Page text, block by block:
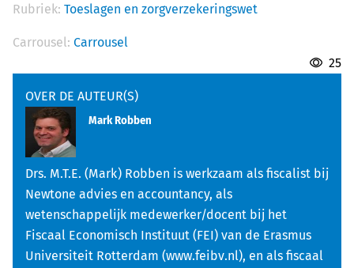
Rubriek: Toeslagen en zorgverzekeringswet
Carrousel: Carrousel
25
OVER DE AUTEUR(S)
Mark Robben
Drs. M.T.E. (Mark) Robben is werkzaam als fiscalist bij
Newtone advies en accountancy, als
wetenschappelijk medewerker/docent bij het
Fiscaal Economisch Instituut (FEI) van de Erasmus
Universiteit Rotterdam (www.feibv.nl), en als fiscaal